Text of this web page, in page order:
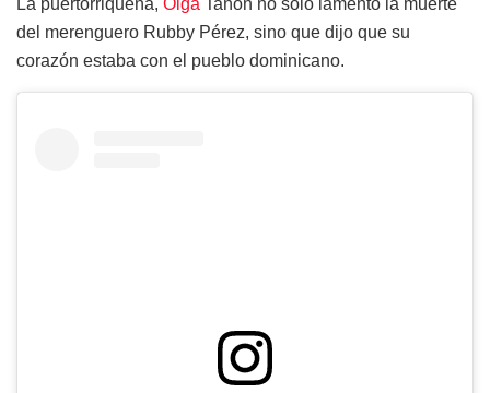
La puertorriqueña, Olga Tañón no solo lamentó la muerte
del merenguero Rubby Pérez, sino que dijo que su
corazón estaba con el pueblo dominicano.